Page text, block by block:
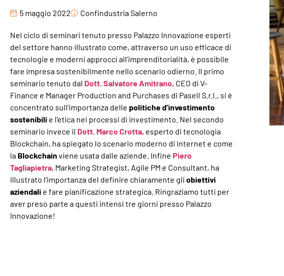
5 maggio 2022 Confindustria Salerno
Nel ciclo di seminari tenuto presso Palazzo Innovazione esperti
del settore hanno illustrato come, attraverso un uso efficace di
tecnologie e moderni approcci all’imprenditorialità, è possibile
fare impresa sostenibilmente nello scenario odierno. Il primo
seminario tenuto dal Dott. Salvatore Amitrano, CEO di V-
Finance e Manager Production and Purchases di Pasell S.r.l., si è
concentrato sull’importanza delle politiche d’investimento
sostenibili e l’etica nei processi di investimento. Nel secondo
seminario invece il Dott. Marco Crotta, esperto di tecnologia
Blockchain, ha spiegato lo scenario moderno di internet e come
la Blockchain viene usata dalle aziende. Infine Piero
Tagliapietra, Marketing Strategist, Agile PM e Consultant, ha
illustrato l’importanza del definire chiaramente gli obiettivi
aziendali e fare pianificazione strategica. Ringraziamo tutti per
aver preso parte a questi intensi tre giorni presso Palazzo
Innovazione!